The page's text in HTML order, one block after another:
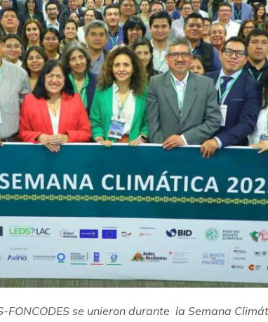
FONCODES se unieron durante la Semana